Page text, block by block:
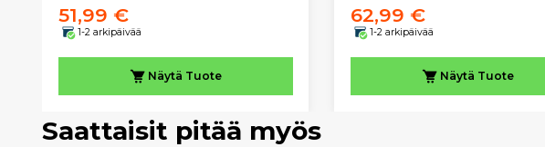
51,99 €
1-2 arkipäivää
Näytä Tuote
62,99 €
1-2 arkipäivää
Näytä Tuote
Saattaisit pitää myös